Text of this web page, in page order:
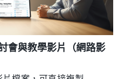
會與教學影片（網路影